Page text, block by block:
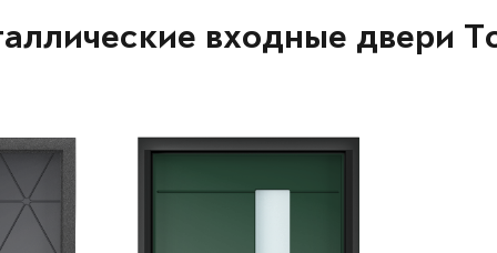
входные двери